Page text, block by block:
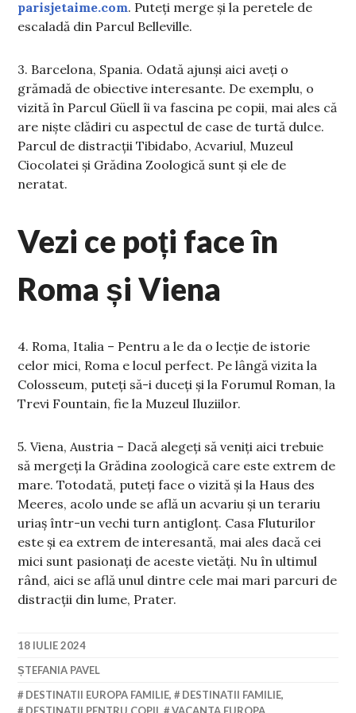
parisjetaime.com. Puteți merge și la peretele de
escaladă din Parcul Belleville.
3. Barcelona, Spania. Odată ajunși aici aveți o
grămadă de obiective interesante. De exemplu, o
vizită în Parcul Güell îi va fascina pe copii, mai ales că
are niște clădiri cu aspectul de case de turtă dulce.
Parcul de distracții Tibidabo, Acvariul, Muzeul
Ciocolatei și Grădina Zoologică sunt și ele de
neratat.
Vezi ce poți face în
Roma și Viena
4. Roma, Italia – Pentru a le da o lecție de istorie
celor mici, Roma e locul perfect. Pe lângă vizita la
Colosseum, puteți să-i duceți și la Forumul Roman, la
Trevi Fountain, fie la Muzeul Iluziilor.
5. Viena, Austria – Dacă alegeți să veniți aici trebuie
să mergeți la Grădina zoologică care este extrem de
mare. Totodată, puteți face o vizită și la Haus des
Meeres, acolo unde se află un acvariu și un terariu
uriaș într-un vechi turn antiglonț. Casa Fluturilor
este și ea extrem de interesantă, mai ales dacă cei
mici sunt pasionați de aceste vietăți. Nu în ultimul
rând, aici se află unul dintre cele mai mari parcuri de
distracții din lume, Prater.
18 IULIE 2024
ȘTEFANIA PAVEL
DESTINATII EUROPA FAMILIE, DESTINATII FAMILIE,
DESTINATII PENTRU COPII, VACANTA EUROPA